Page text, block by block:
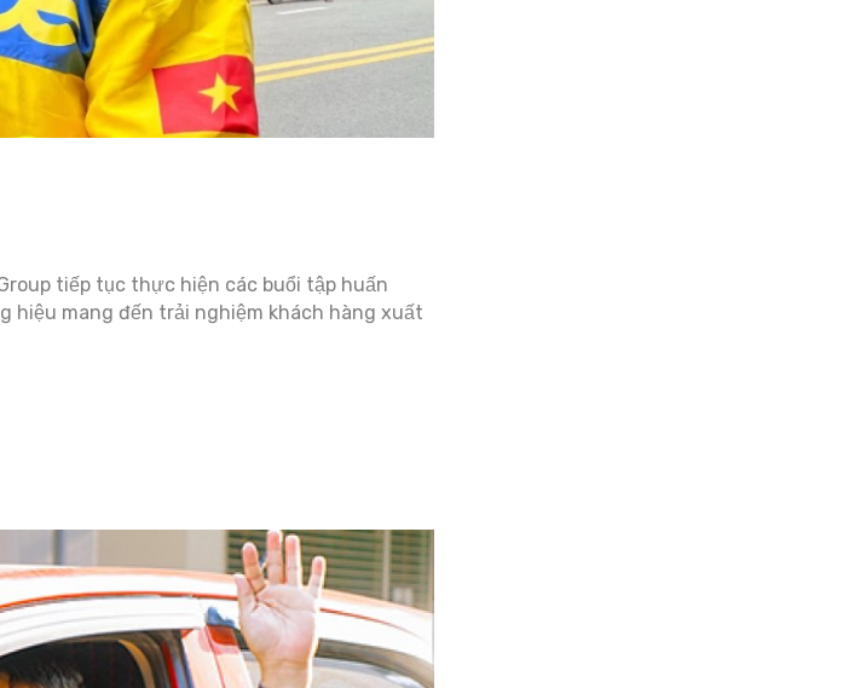
tiếp tục thực hiện các buổi tập huấn
hiệu mang đến trải nghiệm khách hàng xuất